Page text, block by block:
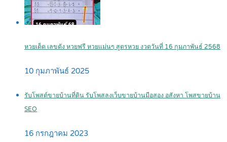
หวยเด็ด เลขดัง หวยฟรี หวยแม่นๆ สูตรหวย งวดวันที่ 16 กุมภาพันธ์ 2568
10 กุมภาพันธ์ 2025
รับโพสต์ขายบ้านที่ดิน รับโพสลงเว็บขายบ้านมือสอง อสังหา โพสขายบ้าน
SEO
16 กรกฎาคม 2023